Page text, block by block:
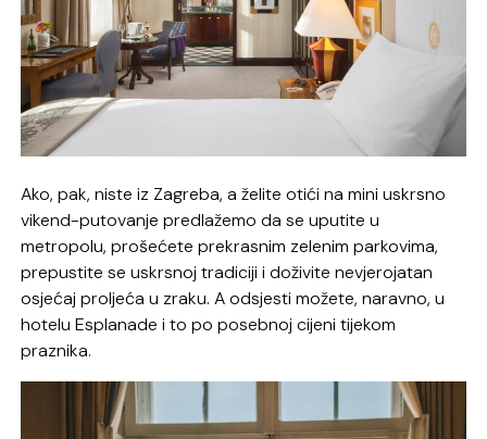
Ako, pak, niste iz Zagreba, a želite otići na mini uskrsno
vikend-putovanje predlažemo da se uputite u
metropolu, prošećete prekrasnim zelenim parkovima,
prepustite se uskrsnoj tradiciji i doživite nevjerojatan
osjećaj proljeća u zraku. A odsjesti možete, naravno, u
hotelu Esplanade i to po posebnoj cijeni tijekom
praznika.